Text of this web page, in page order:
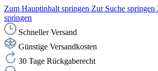
Zum Hauptinhalt springen Zur Suche springen
springen
Schneller Versand
Günstige Versandkosten
30 Tage Rückgaberecht